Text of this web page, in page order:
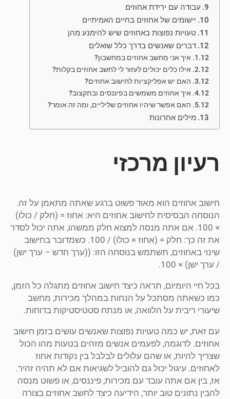
עבודה עם ירידת אחוזים
יישומים של אחוזים בחיים האמיתיים
טעויות נפוצות באחוזים שיש להימנע מהן
דברים שאנשים בדרך כלל שואלים
איך אני מחשב אחוזים במחשבון?
אילו כלים יכולים לעזור לי לחשב אחוזים בקלות?
האם יש אפליקציות לחישוב אחוזים?
איך אחוזים משמשים בפיננסים ובתקצוב?
האם אפשר שיהיו אחוזים שליליים, ומה זה אומר?
מילים אחרונות
רעיון מרכזי
חישוב אחוזים הוא מאוד פשוט ברגע שאתה מתאמן על זה.
הנוסחה הבסיסית לחישוב אחוזים היא: אחוז = (חלק / כולו)
× 100. אם אתה מנסה למצוא חלק ממשהו, אתה יכול לסדר
את זה כך: חלק = (אחוז × כולו) / 100. כשמדובר בחישוב
שינוי באחוזים, תשתמש בנוסחה הזו: ((ערך חדש – ערך ישן)
/ ערך ישן) × 100.
בכל חיי היומיום, תראה כיצד חישוב אחוזים מתגלה כל הזמן,
כמו כשאתה מסתכל על הנחות במהלך מכירות, מחשב
שיעורי ריבית על הלוואה, או מנתח סטטיסטיקות בדוחות.
עם זאת, יש כמה טעויות נפוצות שאנשים עושים בזמן חישוב
אחוזים. לדוגמה, לפעמים אנשים מזהים בטעות מהו הכול
שצריך להיות, או שהם עלולים לבלבל בין נקודות אחוז
לאחוזים. עיגול יכול גם להוביל לשגיאות אם לא תהיה זהיר.
אז, בין אם אתה עובד עם מכירות, פיננסים, או פשוט מנסה
להבין נתונים טוב יותר, הידיעה כיצד לחשב אחוזים בצורה